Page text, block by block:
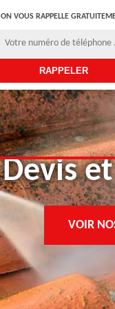
ON VOUS RAPPELLE
Devis
VOIR